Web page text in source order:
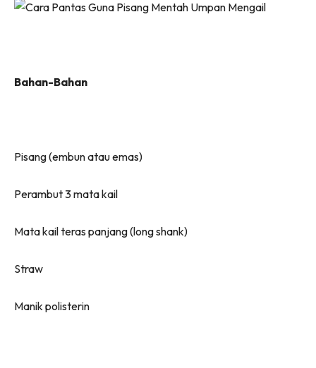
Bahan-Bahan
Pisang (embun atau emas)
Perambut 3 mata kail
Mata kail teras panjang (long shank)
Straw
Manik polisterin